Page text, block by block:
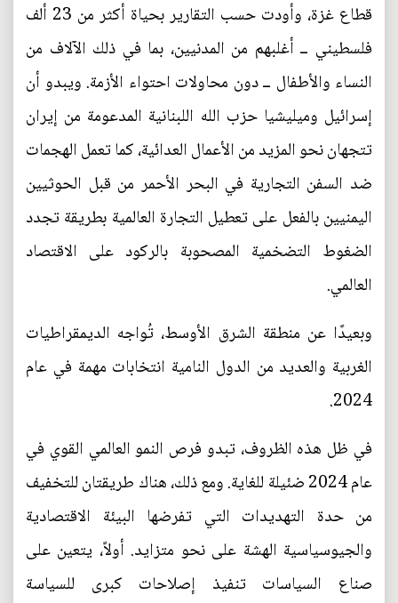
قطاع غزة، وأودت حسب التقارير بحياة أكثر من 23 ألف
فلسطيني ــ أغلبهم من المدنيين، بما في ذلك الآلاف من
النساء والأطفال ــ دون محاولات احتواء الأزمة. ويبدو أن
إسرائيل وميليشيا حزب الله اللبنانية المدعومة من إيران
تتجهان نحو المزيد من الأعمال العدائية، كما تعمل الهجمات
ضد السفن التجارية في البحر الأحمر من قبل الحوثيين
اليمنيين بالفعل على تعطيل التجارة العالمية بطريقة تجدد
الضغوط التضخمية المصحوبة بالركود على الاقتصاد
العالمي.
وبعيدًا عن منطقة الشرق الأوسط، تُواجه الديمقراطيات
الغربية والعديد من الدول النامية انتخابات مهمة في عام
2024.
في ظل هذه الظروف، تبدو فرص النمو العالمي القوي في
عام 2024 ضئيلة للغاية. ومع ذلك، هناك طريقتان للتخفيف
من حدة التهديدات التي تفرضها البيئة الاقتصادية
والجيوسياسية الهشة على نحو متزايد. أولاً، يتعين على
صناع السياسات تنفيذ إصلاحات كبرى للسياسة